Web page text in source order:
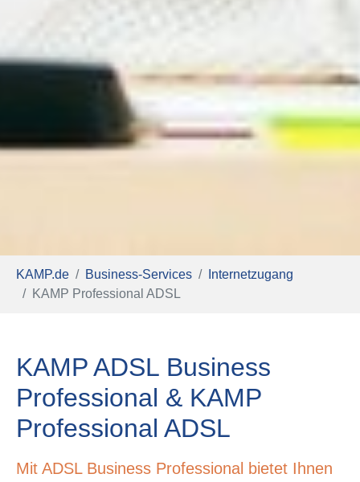
KAMP.de Business-Services
Internetzugang
KAMP Professional ADSL
KAMP ADSL Business
Professional & KAMP
Professional ADSL
Mit ADSL Business Professional bietet Ihnen